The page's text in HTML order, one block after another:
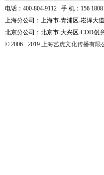
电话：400-804-9112 手 机：156
上海分公司：上海市-青浦区-崧泽大
北京分公司：北京市-大兴区-CDD创
© 2006 - 2019 上海艺虎文化传播有限